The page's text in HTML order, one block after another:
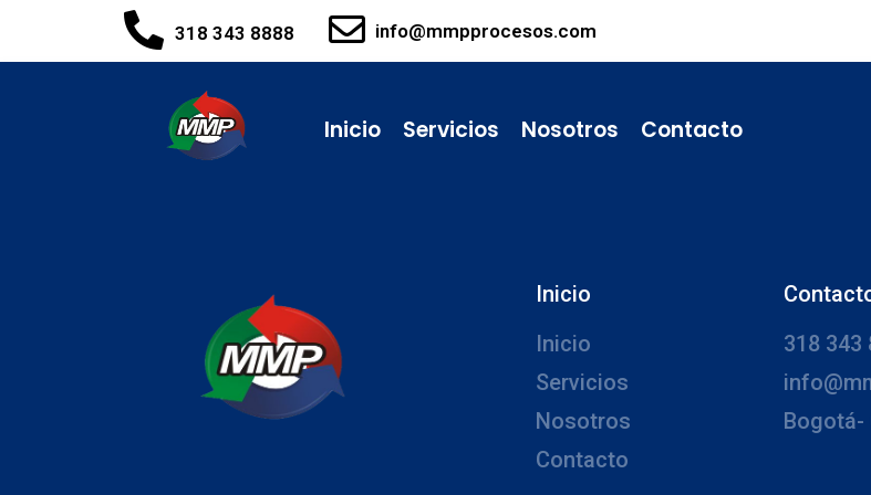
318 343 8888 info@mmpprocesos.com
Inicio Servicios Nosotros Contacto
Inicio
Inicio
Servicios
Nosotros
Contacto
318 343
Bogotá-